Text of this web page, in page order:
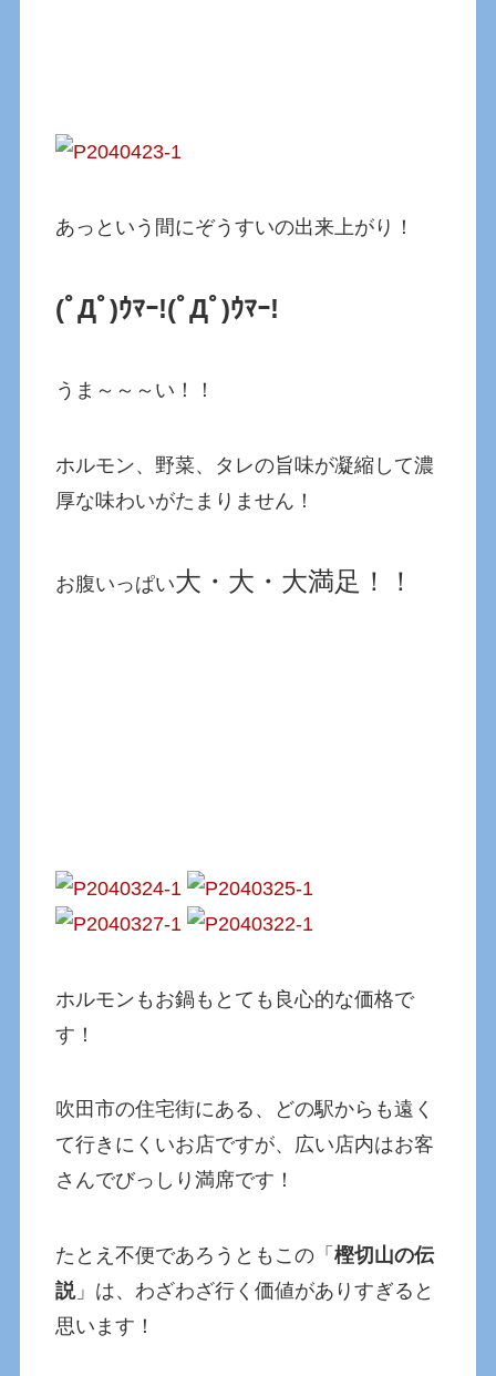
あっという間にぞうすいの出来上がり！
(ﾟДﾟ)ｳﾏｰ!(ﾟДﾟ)ｳﾏｰ!
うま～～～い！！
ホルモン、野菜、タレの旨味が凝縮して濃
厚な味わいがたまりません！
お腹いっぱい大・大・大満足！！
ホルモンもお鍋もとても良心的な価格で
す！
吹田市の住宅街にある、どの駅からも遠く
て行きにくいお店ですが、広い店内はお客
さんでびっしり満席です！
たとえ不便であろうともこの「樫切山の伝
説」は、わざわざ行く価値がありすぎると
思います！